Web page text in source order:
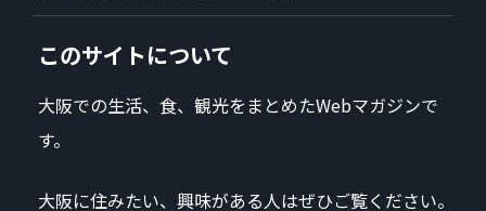
このサイトについて
大阪での生活、食、観光をまとめたWebマガジンで
す。
大阪に住みたい、興味がある人はぜひご覧ください。